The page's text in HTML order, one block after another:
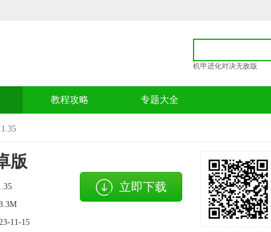
机甲进化对决无敌版
教程攻略 专题大全
版
11-15
立即下载